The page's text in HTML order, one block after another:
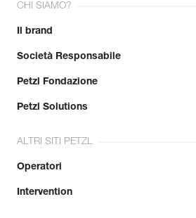
CHI SIAMO?
Il brand
Società Responsabile
Petzl Fondazione
Petzl Solutions
ALTRI SITI PETZL
Operatori
Intervention